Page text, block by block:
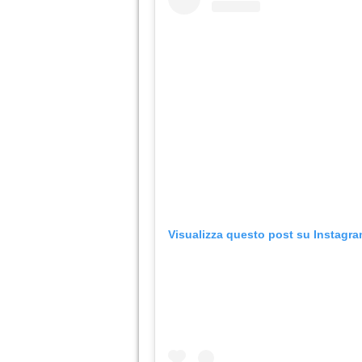
Visualizza questo post su